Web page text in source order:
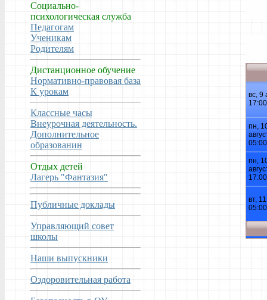
Социально-
психологическая служба
Педагогам
Ученикам
Родителям
Дистанционное обучение
Нормативно-правовая база
К урокам
Классные часы
Внеурочная деятельность.
Дополнительное
образованин
Отдых детей
Лагерь "Фантазия"
Публичные доклады
Управляющий совет
школы
Наши выпускники
Оздоровительная работа